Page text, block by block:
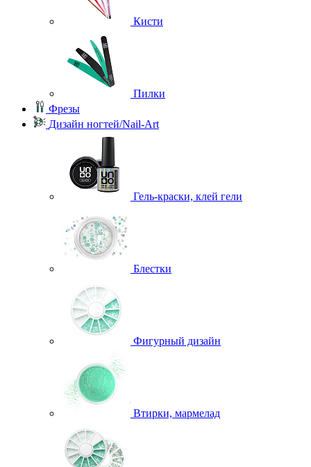
Кисти
Пилки
Фрезы
Дизайн ногтей/Nail-Art
Гель-краски, клей гели
Блестки
Фигурный дизайн
Втирки, мармелад